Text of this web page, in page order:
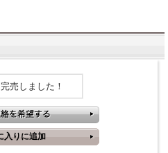
完売しました！